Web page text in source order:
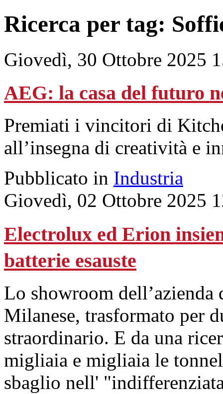
Ricerca per tag:
Giovedì, 30 Ottobre 2025
AEG: la casa del futuro
Premiati i vincitori di
all’insegna di creatività e
Pubblicato in Industria
Giovedì, 02 Ottobre 2025
Electrolux ed Erion
batterie esauste
Lo showroom
Milanese, trasformato per
straordinario. E da una
migliaia e migliaia le
sbaglio nell'